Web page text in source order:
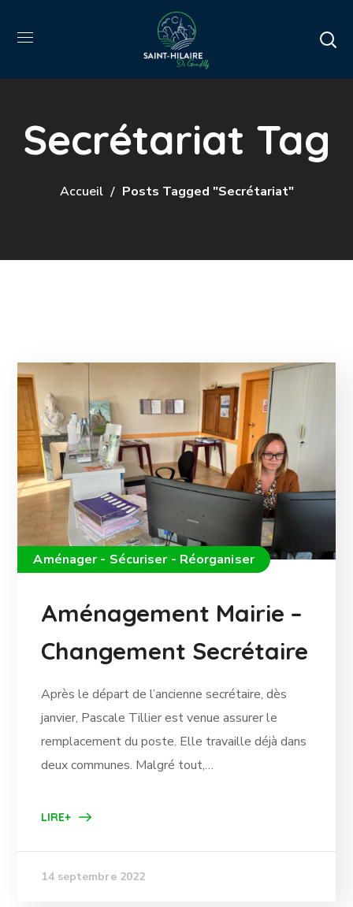
Secrétariat Tag
Accueil Posts Tagged "Secrétariat"
Aménager - Sécuriser - Réorganiser
Aménagement Mairie –
Changement Secrétaire
Après le départ de l’ancienne secrétaire, dès
janvier, Pascale Tillier est venue assurer le
remplacement du poste. Elle travaille déjà dans
deux communes. Malgré tout,…
LIRE+
14 septembre 2022